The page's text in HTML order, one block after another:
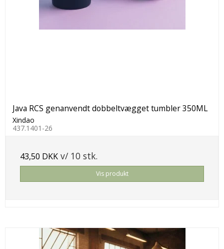
Java RCS genanvendt dobbeltvægget tumbler 350ML
Xindao
437.1401-26
43,50 DKK v/ 10 stk.
Vis produkt